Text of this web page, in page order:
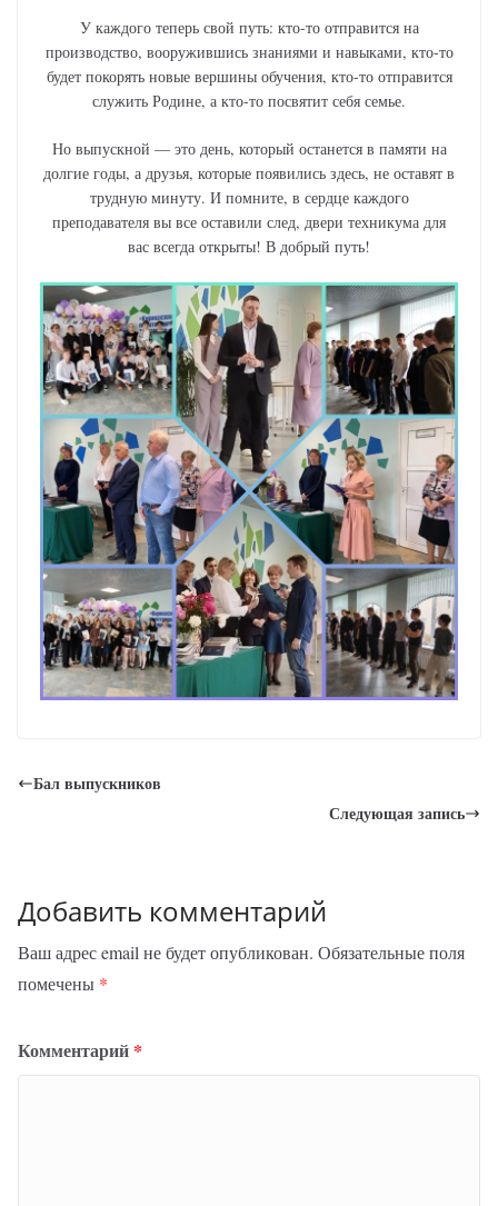
У каждого теперь свой путь: кто-то отправится на
производство, вооружившись знаниями и навыками, кто-то
будет покорять новые вершины обучения, кто-то отправится
служить Родине, а кто-то посвятит себя семье.
Но выпускной — это день, который останется в памяти на
долгие годы, а друзья, которые появились здесь, не оставят в
трудную минуту. И помните, в сердце каждого
преподавателя вы все оставили след, двери техникума для
вас всегда открыты! В добрый путь!
Бал выпускников
Следующая запись
Добавить комментарий
Ваш адрес email не будет опубликован. Обязательные поля
помечены *
Комментарий *